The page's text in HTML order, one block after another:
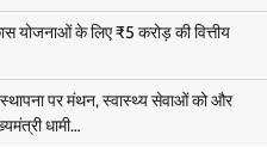
योजनाओं के लिए ₹5 करोड़ की वित्तीय
पर मंथन, स्वास्थ्य सेवाओं को और
धामी…